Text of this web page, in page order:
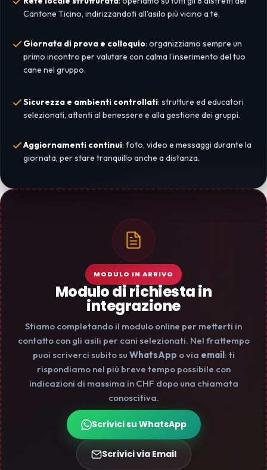
Cantone Ticino, indirizzandoti all'asilo più vicino a te.
Giornata di prova e colloquio: organizziamo sempre un
primo incontro per valutare con calma l'inserimento del tuo
cane nel gruppo.
Sicurezza e ambienti controllati: strutture ed educatori
selezionati, attenti al benessere e alla gestione dei gruppi.
Aggiornamenti continui: foto, video e messaggi durante la
giornata, per stare tranquillo anche a distanza.
MODULO IN ARRIVO
Modulo di richiesta in
integrazione
Stiamo completando il modulo online per metterti in
contatto con gli asili per cani selezionati. Nel frattempo
puoi scriverci subito su WhatsApp o via email : ti
rispondiamo nel più breve tempo possibile con
indicazioni di massima in CHF dopo una chiamata
conoscitiva.
Scrivici su WhatsApp
Scrivici via Email